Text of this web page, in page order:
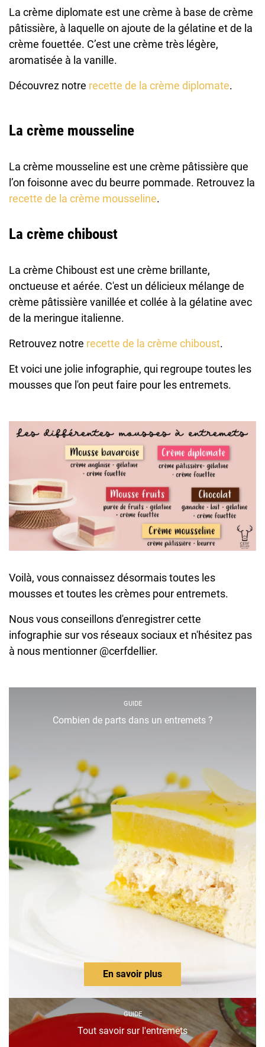
La crème diplomate est une crème à base de crème
pâtissière, à laquelle on ajoute de la gélatine et de la
crème fouettée. C’est une crème très légère,
aromatisée à la vanille.
Découvrez notre recette de la crème diplomate.
La crème mousseline
La crème mousseline est une crème pâtissière que
l’on foisonne avec du beurre pommade. Retrouvez la
recette de la crème mousseline.
La crème chiboust
La crème Chiboust est une crème brillante,
onctueuse et aérée. C'est un délicieux mélange de
crème pâtissière vanillée et collée à la gélatine avec
de la meringue italienne.
Retrouvez notre recette de la crème chiboust.
Et voici une jolie infographie, qui regroupe toutes les
mousses que l'on peut faire pour les entremets.
Voilà, vous connaissez désormais toutes les
mousses et toutes les crèmes pour entremets.
Nous vous conseillons d'enregistrer cette
infographie sur vos réseaux sociaux et n'hésitez pas
à nous mentionner @cerfdellier.
GUIDE
Combien de parts dans un entremets ?
En savoir plus
GUIDE
Tout savoir sur l'entremets